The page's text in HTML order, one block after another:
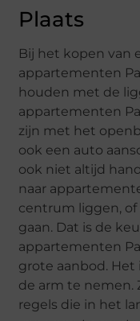
Plaats
Bij het kopen van
appartementen
houden met de
appartementen
zijn met het
ook een auto
ook niet altijd
naar
centrum liggen,
gaan. Dat is de
appartementen
grote aanbod. Het
de arm te nemen.
regels die in het